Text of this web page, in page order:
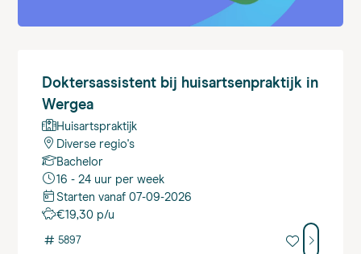
Doktersassistentbij huisartsenpraktijk in
Wergea
Huisartspraktijk
Diverse regio's
Bachelor
16 - 24 uur per week
Starten vanaf 07-09-2026
€19,30 p/u
# 5897